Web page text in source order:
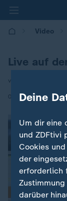
Video
Live auf
von Oliver Deuker
05.06.2026 | 12:00
Deine
Um dir eine
und ZDFtivi
Cookies
der
erforderlich
darüber